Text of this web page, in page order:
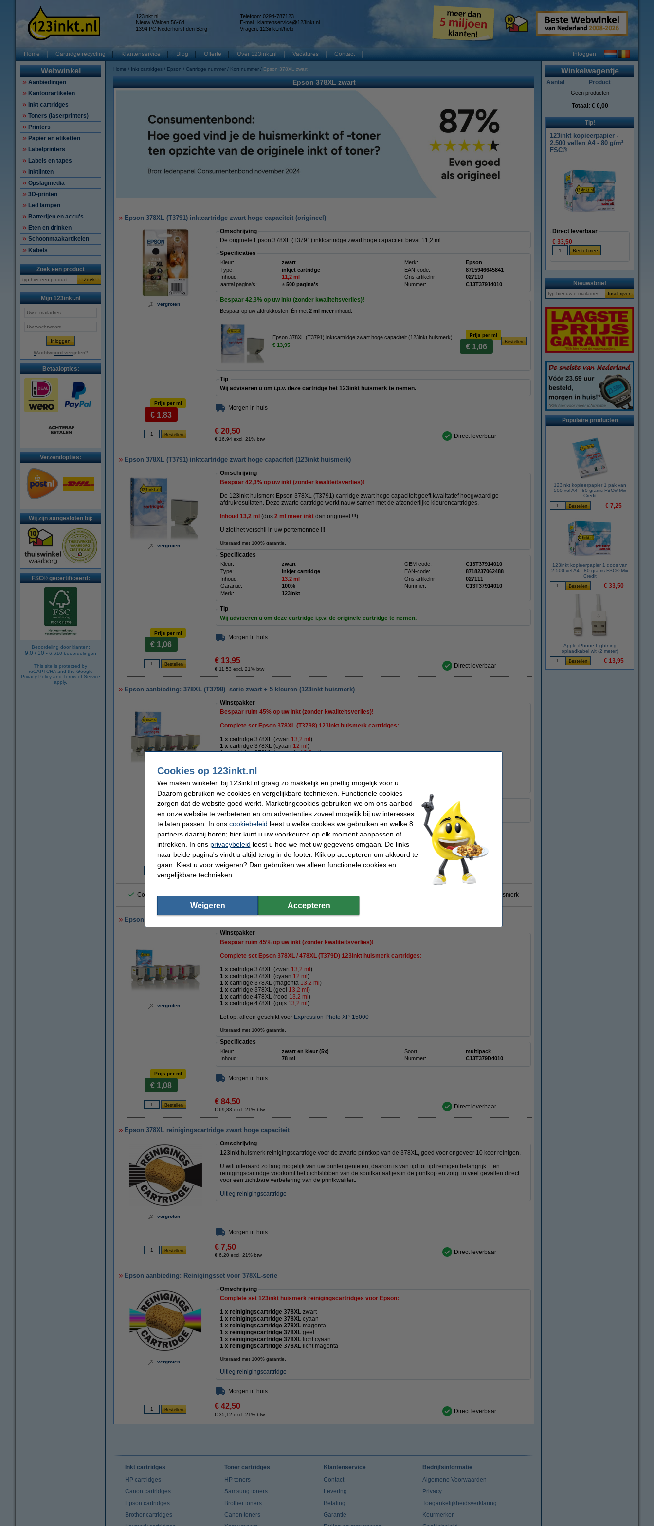
123inkt.nl
Nieuw Walden 56-64
1394 PC Nederhorst den Berg
Telefoon: 0294-787123
E-mail: klantenservice@123inkt.nl
Vragen: 123inkt.nl/help
Home Cartridge recycling Klantenservice Blog Offerte Over 123inkt.nl Vacatures Contact Inloggen
Webwinkel
Aanbiedingen
Kantoorartikelen
Inkt cartridges
Toners (laserprinters)
Printers
Papier en etiketten
Labelprinters
Labels en tapes
Inktlinten
Opslagmedia
3D-printen
Led lampen
Batterijen en accu's
Eten en drinken
Schoonmaakartikelen
Kabels
Zoek een product
Zoek
Mijn 123inkt.nl
Wachtwoord vergeten?
Betaalopties:
Verzendopties:
Wij zijn aangesloten bij:
FSC® gecertificeerd:
Beoordeling door klanten:
9.0 / 10 - 6.610 beoordelingen
This site is protected by
reCAPTCHA and the Google
Privacy Policy and Terms of Service
apply.
Home Inkt cartridges Epson Cartridge nummer Kort nummer Epson 378XL zwart
Epson 378XL zwart
Epson 378XL (T3791) inktcartridge zwart hoge capaciteit (origineel)
vergroten
Omschrijving
De originele Epson 378XL (T3791) inktcartridge zwart hoge capaciteit bevat 11,2 ml.
Specificaties
Kleur: zwart Merk:
Epson
Type:
inkjet cartridge EAN-code:
8715946645841
Inhoud:
11,2 ml Ons artikelnr:
027110
aantal pagina's:
± 500 pagina's Nummer: C13T37914010
Bespaar 42,3% op uw inkt (zonder kwaliteitsverlies)!
Bespaar op uw afdrukkosten. Én met 2 ml meer inhoud.
Epson 378XL (T3791) inktcartridge zwart hoge capaciteit (123inkt huismerk)
€ 13,95
Prijs per ml
€ 1,06
Tip
Wij adviseren u om i.p.v. deze cartridge het 123inkt huismerk te nemen.
Prijs per ml
€ 1,83
Morgen in huis
€ 20,50
€ 16,94 excl. 21% btw Direct leverbaar
Epson 378XL (T3791) inktcartridge zwart hoge capaciteit (123inkt huismerk)
vergroten
Omschrijving
Bespaar 42,3% op uw inkt (zonder kwaliteitsverlies)!
De 123inkt huismerk Epson 378XL (T3791) cartridge zwart hoge capaciteit geeft kwalitatief hoogwaardige
afdrukresultaten. Deze zwarte cartridge werkt nauw samen met de afzonderlijke kleurencartridges.
Inhoud 13,2 ml (dus 2 ml meer inkt dan origineel !!!)
U ziet het verschil in uw portemonnee !!!
Uiteraard met 100% garantie.
Specificaties
Kleur: zwart OEM-code:
C13T37914010
Type:
inkjet cartridge EAN-code:
8718237062488
Inhoud:
13,2 ml Ons artikelnr:
027111
Garantie:
100% Nummer:
C13T37914010
Merk:
123inkt
Tip
Wij adviseren u om deze cartridge i.p.v. de originele cartridge te nemen.
Prijs per ml
€ 1,06
Morgen in huis
€ 13,95
€ 11,53 excl. 21% btw Direct leverbaar
Epson aanbieding: 378XL (T3798) -serie zwart + 5 kleuren (123inkt huismerk)
vergroten
Winstpakker
Bespaar ruim 45% op uw inkt (zonder kwaliteitsverlies)!
Complete set Epson 378XL (T3798) 123inkt huismerk cartridges:
1 x cartridge 378XL (zwart 13,2 ml )
1 x cartridge 378XL (cyaan 12 ml )
1 xcartridge 378XL (magenta13,2 ml)
1 xcartridge 378XL (licht cyaan
1 xcartridge 378XL (licht magenta
Uiteraard met 100% garantie.
Kleur: zwart en lichte kleur (5x) Soort:
Inhoud:
78 ml Nummer:
Let op: niet geschikt voor Expression Photo XP-15000
Prijs per ml
Morgen in huis
€ 84,50
€ 69,83 excl. 21% btw Direct leverbaar
Consumentenbond: 9/10 tevreden over huismerk 123inkt de populairste huismerkinkt van Nederland 100% garantie op 123inkt huismerk
Epson aanbieding: 378XL-serie / 478XL (T379D) -serie zwart + 5 kleuren (123inkt huismerk)
vergroten
Winstpakker
Bespaar ruim 45% op uw inkt (zonder kwaliteitsverlies)!
Complete set Epson 378XL / 478XL (T379D) 123inkt huismerk cartridges:
1 x cartridge 378XL (zwart 13,2 ml )
1 x cartridge 378XL (cyaan 12 ml )
1 x cartridge 378XL (magenta 13,2 ml )
1 x cartridge 378XL (geel 13,2 ml )
1 x cartridge 478XL (rood 13,2 ml )
1 x cartridge 478XL (grijs 13,2 ml )
Let op: alleen geschikt voor Expression Photo XP-15000
Uiteraard met 100% garantie.
Specificaties
Kleur: zwart en kleur (5x) Soort:
multipack
Inhoud:
78 ml Nummer: C13T379D4010
Prijs per ml
€ 1,08
Morgen in huis
€ 84,50
€ 69,83 excl. 21% btw Direct leverbaar
Epson 378XL reinigingscartridge zwart hoge capaciteit
vergroten
Omschrijving
123inkt huismerk reinigingscartridge voor de zwarte printkop van de 378XL, goed voor ongeveer 10 keer reinigen.
U wilt uiteraard zo lang mogelijk van uw printer genieten, daarom is van tijd tot tijd reinigen belangrijk. Een
reinigingscartridge voorkomt het dichtslibben van de spuitkanaaltjes in de printkop en zorgt in veel gevallen direct
voor een zichtbare verbetering van de printkwaliteit.
Uitleg reinigingscartridge
Morgen in huis
€ 7,50
€ 6,20 excl. 21% btw Direct leverbaar
Epson aanbieding: Reinigingsset voor 378XL-serie
vergroten
Omschrijving
Complete set 123inkt huismerk reinigingscartridges voor Epson:
1 x reinigingscartridge 378XL zwart
1 x reinigingscartridge 378XL cyaan
1 x reinigingscartridge 378XL magenta
1 x reinigingscartridge 378XL geel
1 x reinigingscartridge 378XL licht cyaan
1 x reinigingscartridge 378XL licht magenta
Uiteraard met 100% garantie.
Uitleg reinigingscartridge
Morgen in huis
€ 42,50
€ 35,12 excl. 21% btw Direct leverbaar
Winkelwagentje
Aantal Product
Geen producten
Totaal: € 0,00
Tip!
123inkt kopieerpapier -
2.500 vellen A4 - 80 g/m²
FSC®
Direct leverbaar
€ 33,50
Nieuwsbrief
Populaire producten
123inkt kopieerpapier 1 pak van
500 vel A4 - 80 grams FSC® Mix
Credit
€ 7,25
123inkt kopieerpapier 1 doos van
2.500 vel A4 - 80 grams FSC® Mix
Credit
€ 33,50
Apple iPhone Lightning
oplaadkabel wit (2 meter)
€ 13,95
Inkt cartridges
HP cartridges
Canon cartridges
Epson cartridges
Brother cartridges
Toner cartridges
HP toners
Samsung toners
Brother toners
Canon toners
Klantenservice
Contact
Levering
Betaling
Garantie
Bedrijfsinformatie
Algemene Voorwaarden
Privacy
Toegankelijkheidsverklaring
Keurmerken
Cookies op 123inkt.nl
We maken winkelen bij 123inkt.nl graag zo makkelijk en prettig mogelijk voor u.
Daarom gebruiken we cookies en vergelijkbare technieken. Functionele cookies
zorgen dat de website goed werkt. Marketingcookies gebruiken we om ons aanbod
en onze website te verbeteren en om advertenties zoveel mogelijk bij uw interesses
te laten passen. In ons cookiebeleid leest u welke cookies we gebruiken en welke 8
partners daarbij horen; hier kunt u uw voorkeuren op elk moment aanpassen of
intrekken. In ons privacybeleid leest u hoe we met uw gegevens omgaan. De links
naar beide pagina's vindt u altijd terug in de footer. Klik op accepteren om akkoord te
gaan. Kiest u voor weigeren? Dan gebruiken we alleen functionele cookies en
vergelijkbare technieken.
Weigeren Accepteren